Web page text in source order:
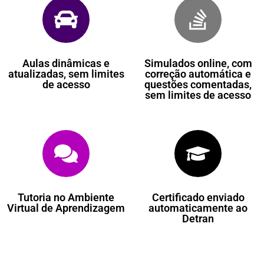
Aulas dinâmicas e
atualizadas, sem limites
de acesso
Simulados online, com
correção automática e
questões comentadas,
sem limites de acesso
Tutoria no Ambiente
Virtual de Aprendizagem
Certificado enviado
automaticamente ao
Detran